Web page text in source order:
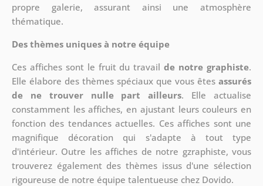
propre galerie, assurant ainsi une atmosphère
thématique.
Des thèmes uniques à notre équipe
Ces affiches sont le fruit du travail de notre graphiste.
Elle élabore des thèmes spéciaux que vous êtesassurés
de ne trouver nulle part ailleurs. Elle actualise
constamment les affiches, en ajustant leurs couleurs en
fonction des tendances actuelles. Ces affiches sont une
magnifique décoration qui s'adapte à tout type
d'intérieur. Outre les affiches de notre gzraphiste, vous
trouverez également des thèmes issus d'une sélection
rigoureuse de notre équipe talentueuse chez Dovido.